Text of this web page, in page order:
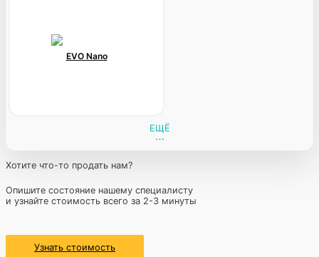
EVO Nano
ЕЩЁ
Хотите что-то продать нам?
Опишите состояние нашему специалисту
и узнайте стоимость всего за 2-3 минуты
Узнать стоимость